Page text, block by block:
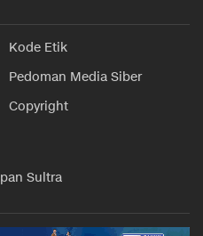
Kode Etik
Pedoman Media Siber
Copyright
Sultra